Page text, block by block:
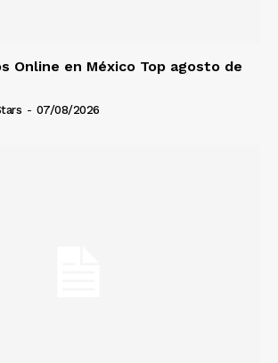
Online en México Top agosto de
- 07/08/2026